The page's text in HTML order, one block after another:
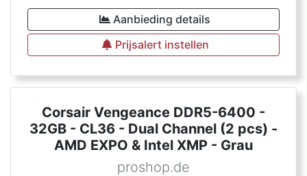
Aanbieding details
Prijsalert instellen
Corsair Vengeance DDR5-6400 -
32GB - CL36 - Dual Channel (2 pcs) -
AMD EXPO & Intel XMP - Grau
proshop.de